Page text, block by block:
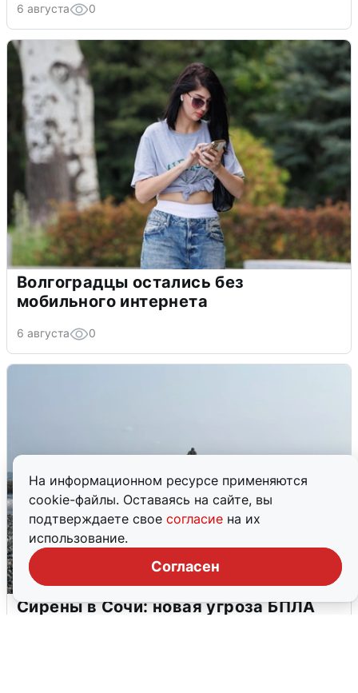
На информационном ресурсе применяются
cookie-файлы. Оставаясь на сайте, вы
подтверждаете свое согласие на их
использование.
Согласен
6 августа 0
Волгоградцы остались без
мобильного интернета
6 августа 0
Сирены в Сочи: новая угроза БПЛА